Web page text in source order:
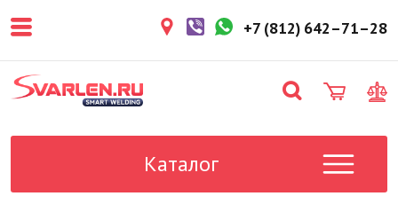
более 3 рабочих дней.
поставки в магазин: 1-2 рабочих
дня.
Данный товар отсутствует на
уточните у менеджера.
+7 (812) 642–71–28
Каталог